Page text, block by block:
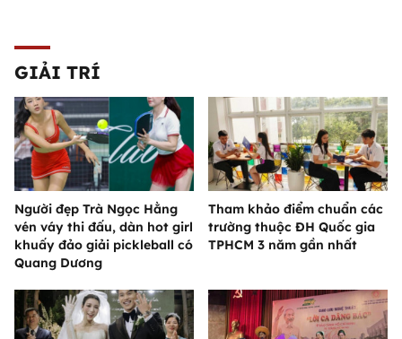
GIẢI TRÍ
Người đẹp Trà Ngọc Hằng
vén váy thi đấu, dàn hot girl
khuấy đảo giải pickleball có
Quang Dương
Tham khảo điểm chuẩn các
trường thuộc ĐH Quốc gia
TPHCM 3 năm gần nhất